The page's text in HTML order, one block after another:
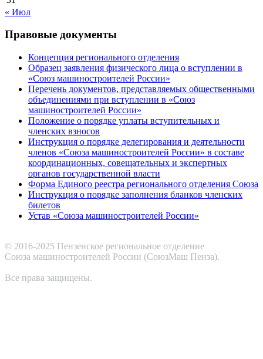
« Июл
Правовые документы
Концепция регионального отделения
Образец заявления физического лица о вступлении в
«Союз машиностроителей России»
Перечень документов, представляемых общественными
объединениями при вступлении в «Союз
машиностроителей России»
Положение о порядке уплаты вступительных и
членских взносов
Инструкция о порядке делегирования и деятельности
членов «Союза машиностроителей России» в составе
координационных, совещательных и экспертных
органов государственной власти
Форма Единого реестра регионального отделения Союза
Инструкция о порядке заполнения бланков членских
билетов
Устав «Союза машиностроителей России»
© 2016-2025 Пензенское региональное отделение
Cоюза машиностроителей России (СоюзМаш Пенза).
Все права защищены.